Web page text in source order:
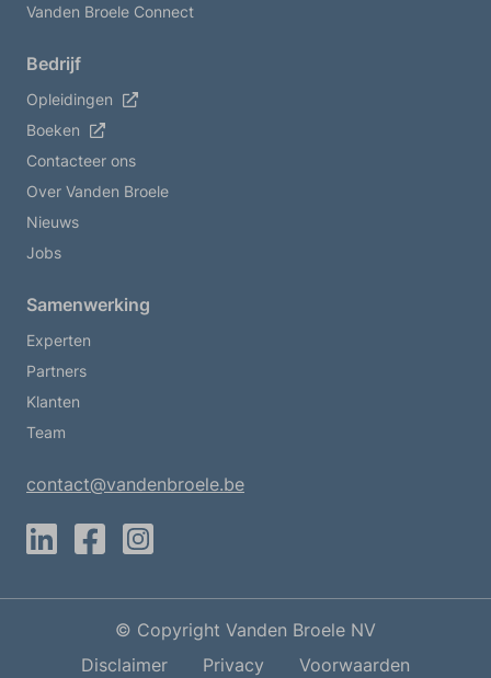
Vanden Broele Connect
Bedrijf
Opleidingen
Boeken
Contacteer ons
Over Vanden Broele
Nieuws
Jobs
Samenwerking
Experten
Partners
Klanten
Team
contact@vandenbroele.be
LinkedInFacebookInstagram
© Copyright Vanden Broele NV
Disclaimer
Privacy Voorwaarden